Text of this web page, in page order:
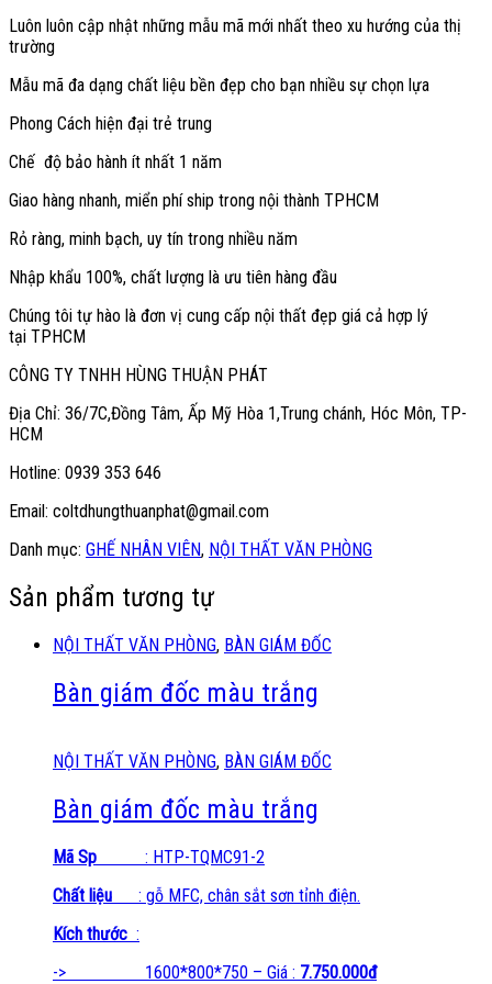
Luôn luôn cập nhật những mẫu mã mới nhất theo xu hướng của thị
trường
Mẫu mã đa dạng chất liệu bền đẹp cho bạn nhiều sự chọn lựa
Phong Cách hiện đại trẻ trung
Chế độ bảo hành ít nhất 1 năm
Giao hàng nhanh, miển phí ship trong nội thành TPHCM
Rỏ ràng, minh bạch, uy tín trong nhiều năm
Nhập khẩu 100%, chất lượng là ưu tiên hàng đầu
Chúng tôi tự hào là đơn vị cung cấp nội thất đẹp giá cả hợp lý
tại TPHCM
CÔNG TY TNHH HÙNG THUẬN PHÁT
Địa Chỉ: 36/7C,Đồng Tâm, Ấp Mỹ Hòa 1,Trung chánh, Hóc Môn, TP-
HCM
Hotline: 0939 353 646
Email: coltdhungthuanphat@gmail.com
Danh mục: GHẾ NHÂN VIÊN, NỘI THẤT VĂN PHÒNG
Sản phẩm tương tự
NỘI THẤT VĂN PHÒNG, BÀN GIÁM ĐỐC
Bàn giám đốc màu trắng
NỘI THẤT VĂN PHÒNG, BÀN GIÁM ĐỐC
Bàn giám đốc màu trắng
Mã Sp : HTP-TQMC91-2
Chất liệu
: gỗ MFC, chân sắt sơn tỉnh điện.
Kích thước :
-> 1600*800*750 – Giá : 7.750.000đ